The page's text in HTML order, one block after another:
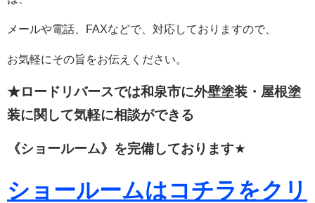
メールや電話、FAXなどで、対応しておりますので、
お気軽にその旨をお伝えください。
★ロードリバースでは和泉市に外壁塗装・屋根塗
装に関して気軽に相談ができる
《ショールーム》を完備しております★
ショールームはコチラをクリ